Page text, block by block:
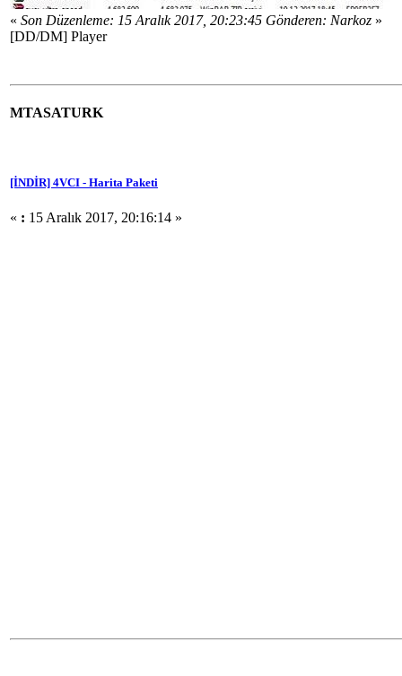
« Son Düzenleme: 15 Aralık 2017, 20:23:45 Gönderen: Narkoz »
[DD/DM] Player
MTASATURK
[İNDİR] 4VCI - Harita Paketi
« : 15 Aralık 2017, 20:16:14 »